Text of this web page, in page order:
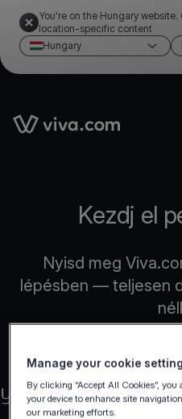
You're on the Hungary
location-specific content
Hungary
Link to the homepage
Kezdj el
Nyisd meg
lépésben — teljesen
Manage your cookie
By clicking “Accept All Cookies”,
your device to enhance site
our marketing efforts.